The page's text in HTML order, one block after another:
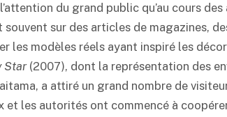
du grand public qu’au cours
souvent sur des articles de magazines,
les modèles réels ayant inspiré les
Star(2007), dont la représentation des
a attiré un grand nombre de
et les autorités ont commencé à